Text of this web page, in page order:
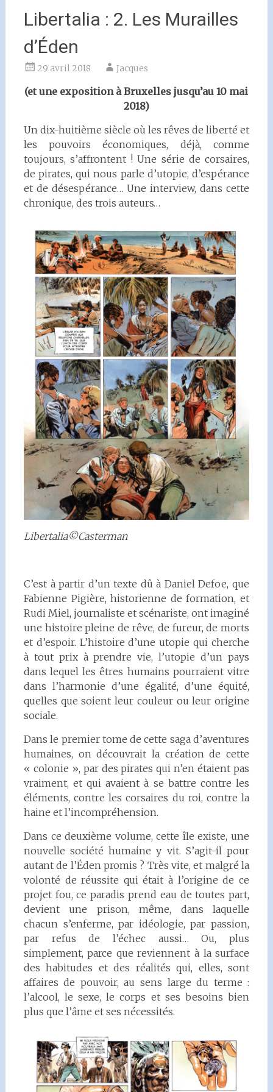
Libertalia : 2. Les Murailles
d’Éden
29 avril 2018 Jacques
(et une exposition à Bruxelles jusqu’au 10 mai
2018)
Un dix-huitième siècle où les rêves de liberté et
les pouvoirs économiques, déjà, comme
toujours, s’affrontent ! Une série de corsaires,
de pirates, qui nous parle d’utopie, d’espérance
et de désespérance… Une interview, dans cette
chronique, des trois auteurs…
Libertalia©Casterman
C’est à partir d’un texte dû à Daniel Defoe, que
Fabienne Pigière, historienne de formation, et
Rudi Miel, journaliste et scénariste, ont imaginé
une histoire pleine de rêve, de fureur, de morts
et d’espoir. L’histoire d’une utopie qui cherche
à tout prix à prendre vie, l’utopie d’un pays
dans lequel les êtres humains pourraient vitre
dans l’harmonie d’une égalité, d’une équité,
quelles que soient leur couleur ou leur origine
sociale.
Dans le premier tome de cette saga d’aventures
humaines, on découvrait la création de cette
« colonie », par des pirates qui n’en étaient pas
vraiment, et qui avaient à se battre contre les
éléments, contre les corsaires du roi, contre la
haine et l’incompréhension.
Dans ce deuxième volume, cette île existe, une
nouvelle société humaine y vit. S’agit-il pour
autant de l’Éden promis ? Très vite, et malgré la
volonté de réussite qui était à l’origine de ce
projet fou, ce paradis prend eau de toutes part,
devient une prison, même, dans laquelle
chacun s’enferme, par idéologie, par passion,
par refus de l’échec aussi… Ou, plus
simplement, parce que reviennent à la surface
des habitudes et des réalités qui, elles, sont
affaires de pouvoir, au sens large du terme :
l’alcool, le sexe, le corps et ses besoins bien
plus que l’âme et ses nécessités.